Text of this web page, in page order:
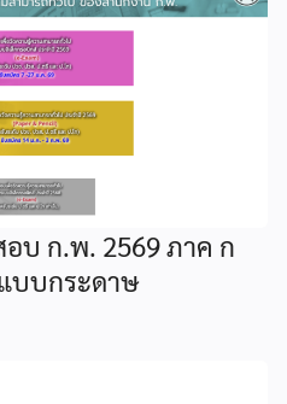
บ ก.พ. 2569 ภาค ก
บบกระดาษ